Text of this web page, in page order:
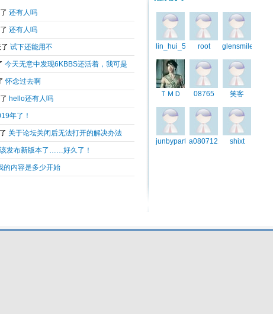
，RedirectPermanant等